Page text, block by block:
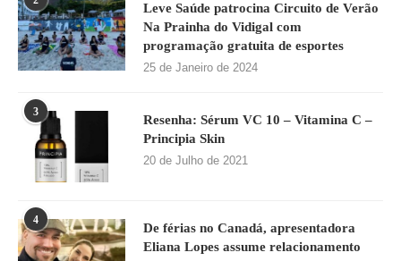
Leve Saúde patrocina Circuito de Verão
Na Prainha do Vidigal com
programação gratuita de esportes
25 de Janeiro de 2024
3
Resenha: Sérum VC 10 – Vitamina C –
Principia Skin
20 de Julho de 2021
4
De férias no Canadá, apresentadora
Eliana Lopes assume relacionamento